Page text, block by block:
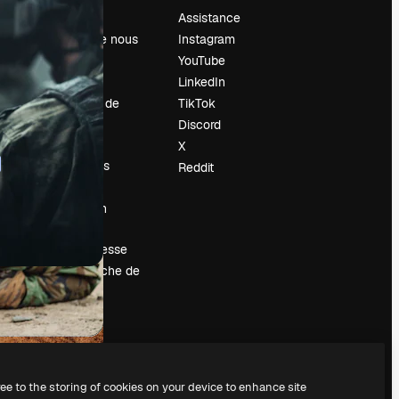
À propos de nous
Avis
Carrières
Tendances de
recherche
Blog
Événements
Slidesgo
Vendre mon
Salle de presse
À la recherche de
magnific.ai
Assistance
Instagram
YouTube
LinkedIn
TikTok
Discord
X
Reddit
to the storing of cookies on your device to enhance site